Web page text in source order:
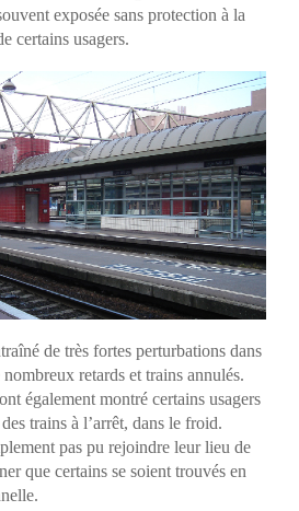
exposée sans protection à la
certains usagers.
de très fortes perturbations dans
retards et trains annulés.
également montré certains usagers
trains à l’arrêt, dans le froid.
pas pu rejoindre leur lieu de
que certains se soient trouvés en